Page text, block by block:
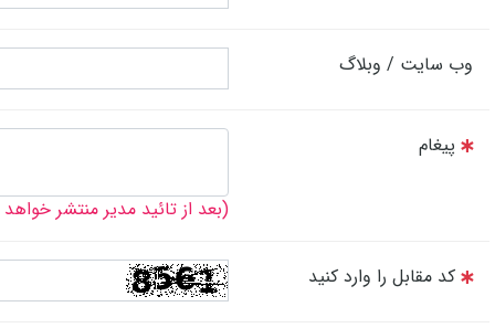
وب سایت / وبلاگ
پیغام
(بعد از تائید مدیر منتشر
کد مقابل را وارد کنید